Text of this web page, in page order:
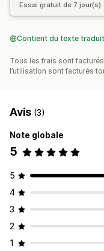
Essai gratuit de 7 jour(s)
Contient du texte
Tous les frais sont
l’utilisation sont facturés
Avis (3)
Note globale
5
5
4
3
2
1